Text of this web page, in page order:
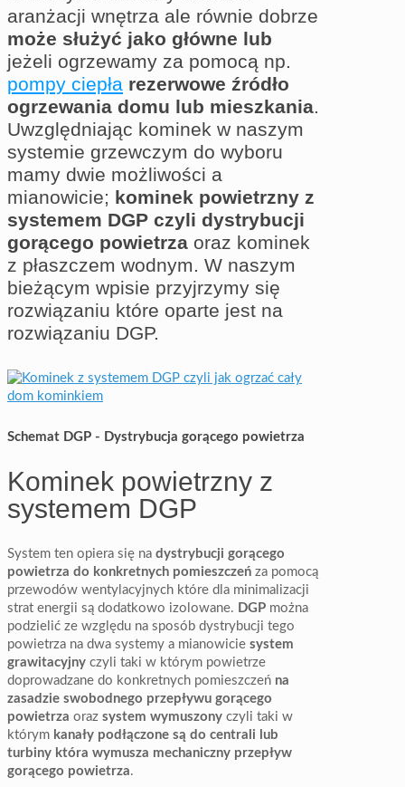
aranżacji wnętrza ale równie dobrze
może służyć jako główne lub
jeżeli ogrzewamy za pomocą np.
pompy ciepła rezerwowe źródło
ogrzewania domu lub mieszkania.
Uwzględniając kominek w naszym
systemie grzewczym do wyboru
mamy dwie możliwości a
mianowicie; kominek powietrzny z
systemem DGP czyli dystrybucji
gorącego powietrza oraz kominek
z płaszczem wodnym. W naszym
bieżącym wpisie przyjrzymy się
rozwiązaniu które oparte jest na
rozwiązaniu DGP.
Schemat DGP - Dystrybucja gorącego powietrza
Kominek powietrzny z
systemem DGP
System ten opiera się na dystrybucji gorącego
powietrza do konkretnych pomieszczeń za pomocą
przewodów wentylacyjnych które dla minimalizacji
strat energii są dodatkowo izolowane. DGP można
podzielić ze względu na sposób dystrybucji tego
powietrza na dwa systemy a mianowicie system
grawitacyjny czyli taki w którym powietrze
doprowadzane do konkretnych pomieszczeń na
zasadzie swobodnego przepływu gorącego
powietrza oraz system wymuszony czyli taki w
którym kanały podłączone są do centrali lub
turbiny która wymusza mechaniczny przepływ
gorącego powietrza.